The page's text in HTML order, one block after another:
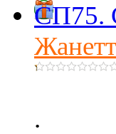
СП75.
.